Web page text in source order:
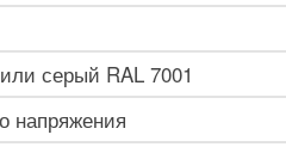
серый RAL 7001
напряжения